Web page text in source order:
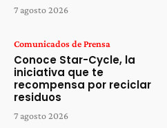
7 agosto 2026
Comunicados de Prensa
Conoce Star-Cycle, la
iniciativa que te
recompensa por reciclar
residuos
7 agosto 2026